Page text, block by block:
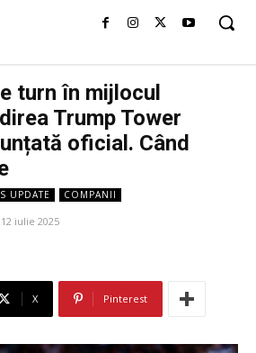
turn în mijlocul
Trump Tower
oficial. Când
UPDATE COMPANII
12 iulie 2025
X Pinterest